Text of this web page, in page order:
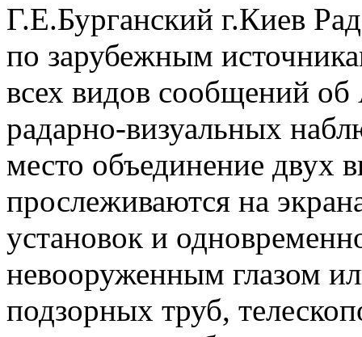
Г.Е.Бурганский г.Киев
по зарубежным
всех видов сообщений
радарно-визуальных
место объединение двух
прослеживаются на
установок и
невооруженным глазом
подзорных труб,